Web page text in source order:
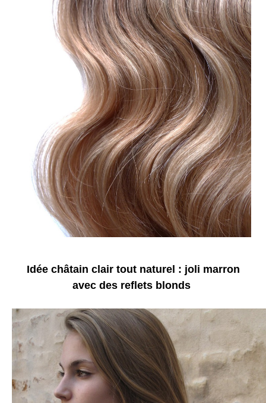
Idée châtain clair tout naturel : joli marron
avec des reflets blonds